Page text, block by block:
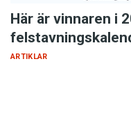
Här är vinnaren i
ARTIKLAR